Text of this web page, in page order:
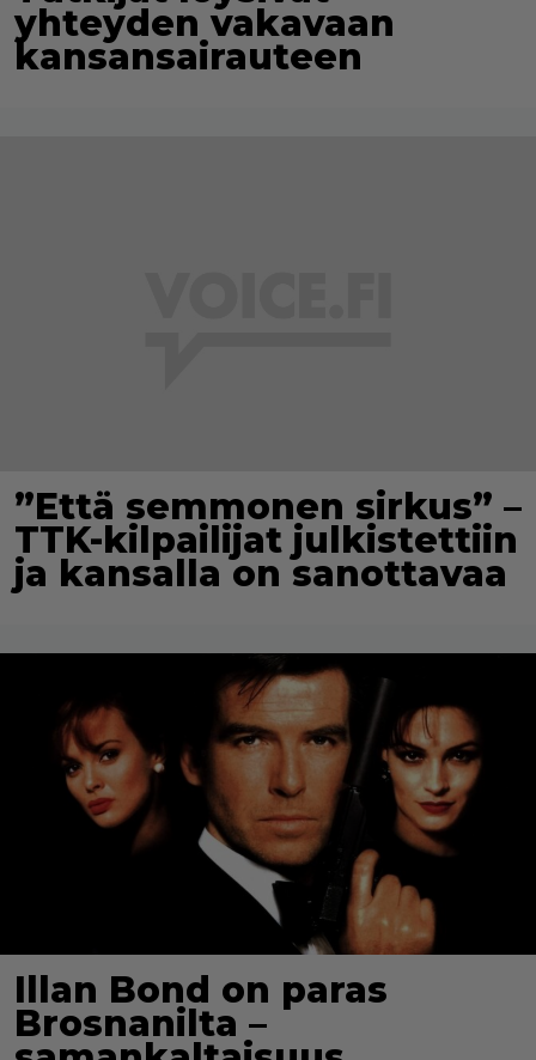
yhteyden vakavaan
kansansairauteen
”Että semmonen sirkus” –
TTK-kilpailijat julkistettiin
ja kansalla on sanottavaa
Illan Bond on paras
Brosnanilta –